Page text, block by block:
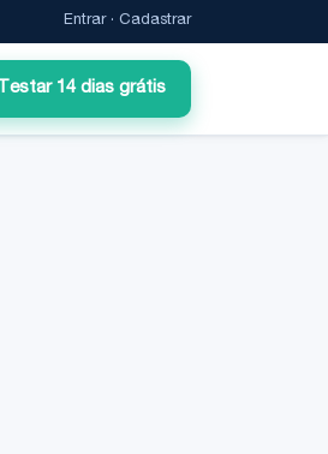
Entrar· Cadastrar
Testar 14 dias grátis